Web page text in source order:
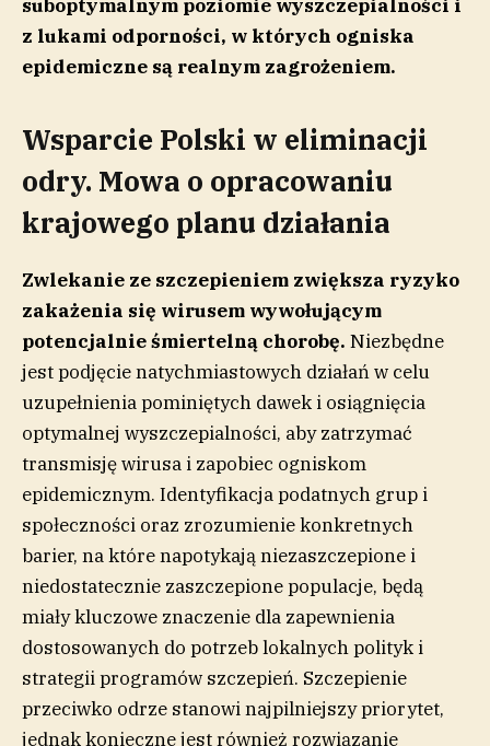
suboptymalnym poziomie wyszczepialności i
z lukami odporności, w których ogniska
epidemiczne są realnym zagrożeniem.
Wsparcie Polski w eliminacji
odry. Mowa o opracowaniu
krajowego planu działania
Zwlekanie ze szczepieniem zwiększa ryzyko
zakażenia się wirusem wywołującym
potencjalnie śmiertelną chorobę. Niezbędne
jest podjęcie natychmiastowych działań w celu
uzupełnienia pominiętych dawek i osiągnięcia
optymalnej wyszczepialności, aby zatrzymać
transmisję wirusa i zapobiec ogniskom
epidemicznym. Identyfikacja podatnych grup i
społeczności oraz zrozumienie konkretnych
barier, na które napotykają niezaszczepione i
niedostatecznie zaszczepione populacje, będą
miały kluczowe znaczenie dla zapewnienia
dostosowanych do potrzeb lokalnych polityk i
strategii programów szczepień. Szczepienie
przeciwko odrze stanowi najpilniejszy priorytet,
jednak konieczne jest również rozwiązanie